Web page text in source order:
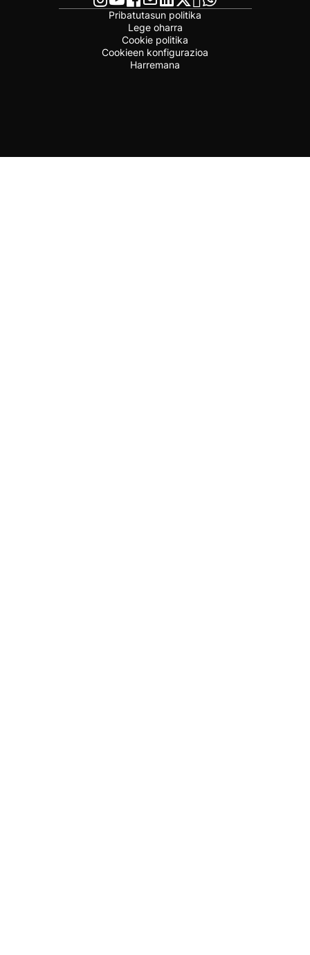
Pribatutasun politika
Lege oharra
Cookie politika
Cookieen konfigurazioa
Harremana